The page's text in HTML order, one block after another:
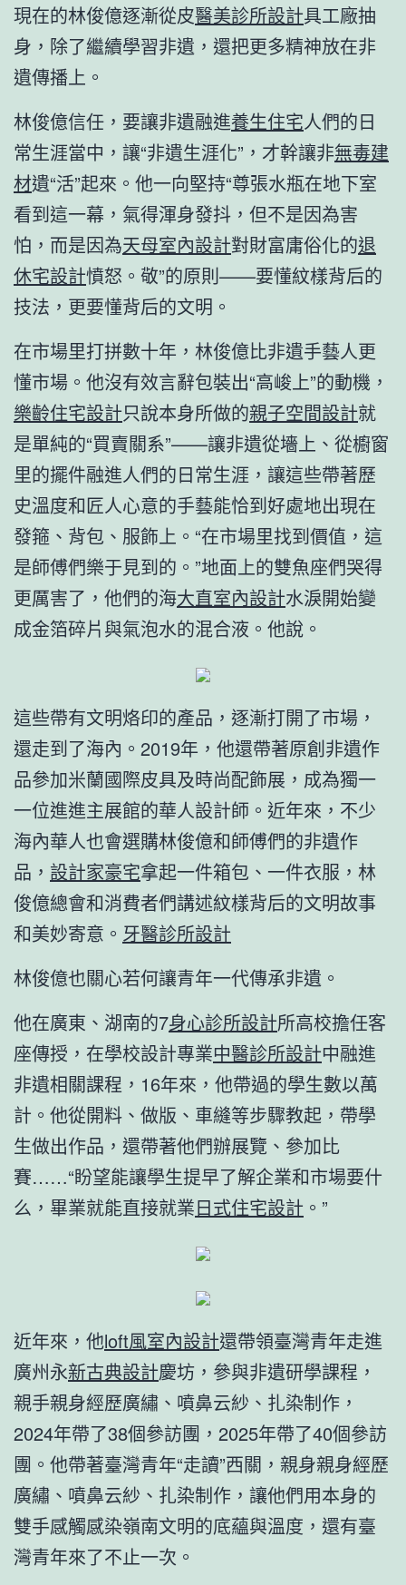
現在的林俊億逐漸從皮醫美診所設計具工廠抽
身，除了繼續學習非遺，還把更多精神放在非
遺傳播上。
林俊億信任，要讓非遺融進養生住宅人們的日
常生涯當中，讓“非遺生涯化”，才幹讓非無毒建
材遺“活”起來。他一向堅持“尊張水瓶在地下室
看到這一幕，氣得渾身發抖，但不是因為害
怕，而是因為天母室內設計對財富庸俗化的退
休宅設計憤怒。敬”的原則——要懂紋樣背后的
技法，更要懂背后的文明。
在市場里打拼數十年，林俊億比非遺手藝人更
懂市場。他沒有效言辭包裝出“高峻上”的動機，
樂齡住宅設計只說本身所做的親子空間設計就
是單純的“買賣關系”——讓非遺從墻上、從櫥窗
里的擺件融進人們的日常生涯，讓這些帶著歷
史溫度和匠人心意的手藝能恰到好處地出現在
發箍、背包、服飾上。“在市場里找到價值，這
是師傅們樂于見到的。”地面上的雙魚座們哭得
更厲害了，他們的海大直室內設計水淚開始變
成金箔碎片與氣泡水的混合液。他說。
這些帶有文明烙印的產品，逐漸打開了市場，
還走到了海內。2019年，他還帶著原創非遺作
品參加米蘭國際皮具及時尚配飾展，成為獨一
一位進進主展館的華人設計師。近年來，不少
海內華人也會選購林俊億和師傅們的非遺作
品， 設計家豪宅拿起一件箱包、一件衣服，林
俊億總會和消費者們講述紋樣背后的文明故事
和美妙寄意。 牙醫診所設計
林俊億也關心若何讓青年一代傳承非遺。
他在廣東、湖南的7身心診所設計所高校擔任客
座傳授，在學校設計專業中醫診所設計中融進
非遺相關課程，16年來，他帶過的學生數以萬
計。他從開料、做版、車縫等步驟教起，帶學
生做出作品，還帶著他們辦展覽、參加比
賽……“盼望能讓學生提早了解企業和市場要什
么，畢業就能直接就業日式住宅設計 。”
近年來，他loft風室內設計還帶領臺灣青年走進
廣州永新古典設計慶坊，參與非遺研學課程，
親手親身經歷廣繡、噴鼻云紗、扎染制作，
2024年帶了38個參訪團，2025年帶了40個參訪
團。他帶著臺灣青年“走讀”西關，親身親身經歷
廣繡、噴鼻云紗、扎染制作，讓他們用本身的
雙手感觸感染嶺南文明的底蘊與溫度，還有臺
灣青年來了不止一次。